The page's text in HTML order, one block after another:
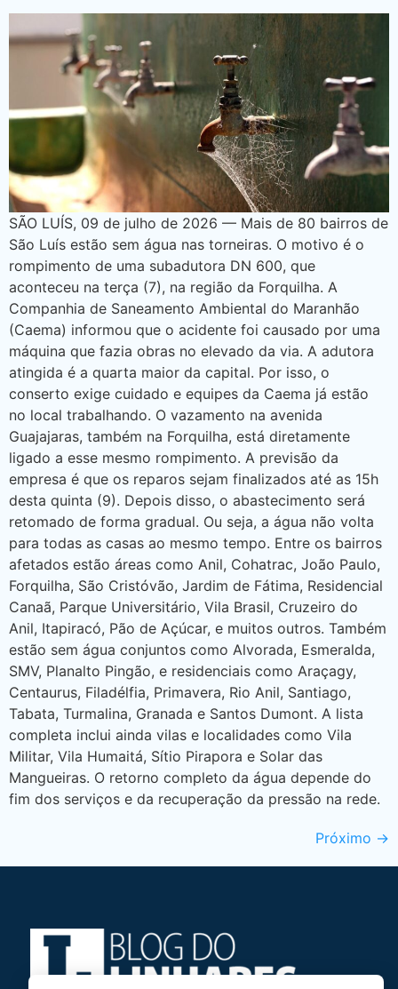
SÃO LUÍS, 09 de julho de 2026 — Mais de 80 bairros de
São Luís estão sem água nas torneiras. O motivo é o
rompimento de uma subadutora DN 600, que
aconteceu na terça (7), na região da Forquilha. A
Companhia de Saneamento Ambiental do Maranhão
(Caema) informou que o acidente foi causado por uma
máquina que fazia obras no elevado da via. A adutora
atingida é a quarta maior da capital. Por isso, o
conserto exige cuidado e equipes da Caema já estão
no local trabalhando. O vazamento na avenida
Guajajaras, também na Forquilha, está diretamente
ligado a esse mesmo rompimento. A previsão da
empresa é que os reparos sejam finalizados até as 15h
desta quinta (9). Depois disso, o abastecimento será
retomado de forma gradual. Ou seja, a água não volta
para todas as casas ao mesmo tempo. Entre os bairros
afetados estão áreas como Anil, Cohatrac, João Paulo,
Forquilha, São Cristóvão, Jardim de Fátima, Residencial
Canaã, Parque Universitário, Vila Brasil, Cruzeiro do
Anil, Itapiracó, Pão de Açúcar, e muitos outros. Também
estão sem água conjuntos como Alvorada, Esmeralda,
SMV, Planalto Pingão, e residenciais como Araçagy,
Centaurus, Filadélfia, Primavera, Rio Anil, Santiago,
Tabata, Turmalina, Granada e Santos Dumont. A lista
completa inclui ainda vilas e localidades como Vila
Militar, Vila Humaitá, Sítio Pirapora e Solar das
Mangueiras. O retorno completo da água depende do
fim dos serviços e da recuperação da pressão na rede.
Próximo →